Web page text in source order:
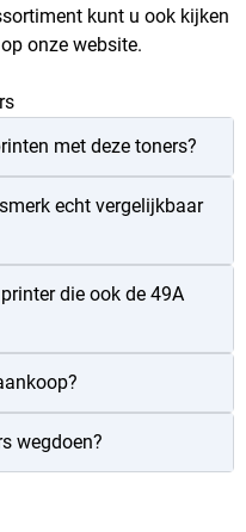
kunt u ook kijken
onze website.
met deze toners?
echt vergelijkbaar
die ook de 49A
wegdoen?